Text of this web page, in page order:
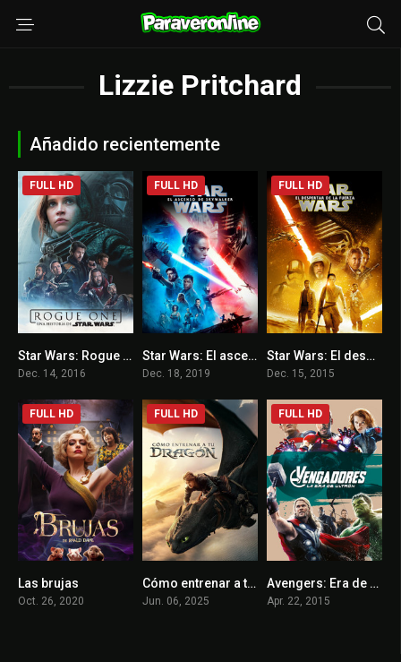
Lizzie Pritchard
Añadido recientemente
7.8
FULL HD
Star Wars: Rogue One
Dec. 14, 2016
6.3
FULL HD
Star Wars: El ascenso de Skywalker
Dec. 18, 2019
7.7
FULL HD
Star Wars: El despertar de la fuerza
Dec. 15, 2015
FULL HD
Las brujas
Oct. 26, 2020
7.8
FULL HD
Cómo entrenar a tu dragón
Jun. 06, 2025
7.3
FULL HD
Avengers: Era de Ultrón
Apr. 22, 2015